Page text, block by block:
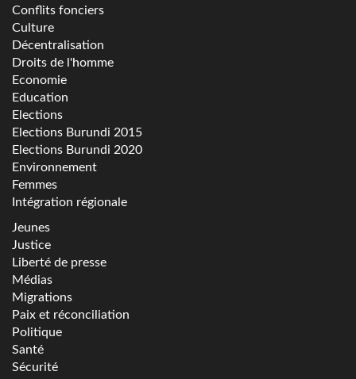
Conflits fonciers
Culture
Décentralisation
Droits de l'homme
Economie
Education
Elections
Elections Burundi 2015
Elections Burundi 2020
Environnement
Femmes
Intégration régionale
Jeunes
Justice
Liberté de presse
Médias
Migrations
Paix et réconciliation
Politique
Santé
Sécurité